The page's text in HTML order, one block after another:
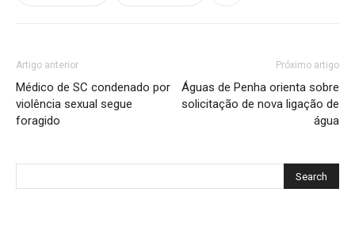
Artigo anterior
Médico de SC condenado por
violência sexual segue
foragido
Próximo artigo
Águas de Penha orienta sobre
solicitação de nova ligação de
água